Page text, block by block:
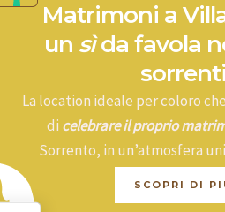
Matrimoni a
un sìda favola
La location ideale per coloro
di celebrare il proprio
Sorrento, in un’atmosfera
SCOPRI DI